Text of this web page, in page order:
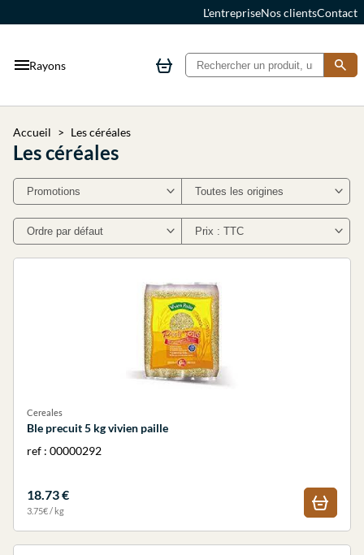
L'entrepriseNos clientsContact
Rayons
Accueil Les céréales
Les céréales
Cereales
Ble precuit 5 kg vivien paille
ref : 00000292
18.73 €
3.75€ / kg